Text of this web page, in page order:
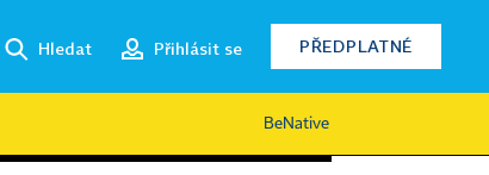
Hledat Přihlásit se PŘEDPLATNÉ
BeNative